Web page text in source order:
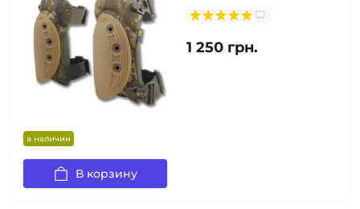
в наличии
1 250 грн.
В корзину